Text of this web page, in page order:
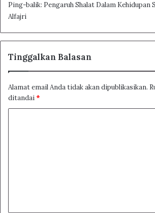
Ping-balik: Pengaruh Shalat Dalam Kehidupan
Alfajri
Tinggalkan Balasan
Alamat email Anda tidak akan dipublikasikan.
ditandai*